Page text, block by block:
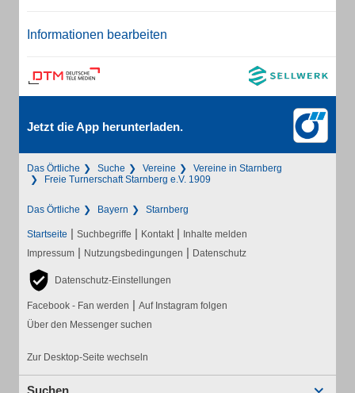
Informationen bearbeiten
Jetzt die App herunterladen.
Das Örtliche Suche Vereine
Vereine in Starnberg
Freie Turnerschaft Starnberg e.V. 1909
Das Örtliche Bayern Starnberg
Startseite | Suchbegriffe | Kontakt | Inhalte melden
Impressum | Nutzungsbedingungen | Datenschutz
Datenschutz-Einstellungen
Facebook - Fan werden | Auf Instagram folgen
Über den Messenger suchen
Zur Desktop-Seite wechseln
Suchen